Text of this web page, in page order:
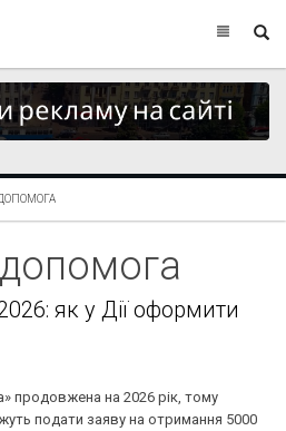
як у Дії оформити
продовжена на 2026 рік, тому
подати заяву на отримання 5000